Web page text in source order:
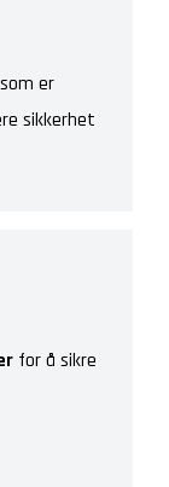
er
sikkerhet
for å sikre